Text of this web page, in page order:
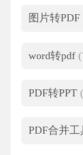
图片转PDF
word转pdf
PDF转PPT
PDF合并工